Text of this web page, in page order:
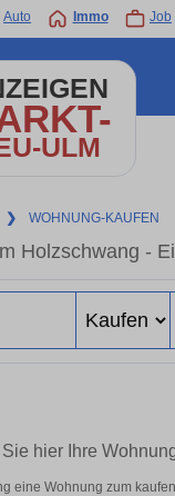
Auto Immo Job
ULM
❯ WOHNUNG-KAUFEN
Holzschwang -
Sie hier Ihre
eine Wohnung zum